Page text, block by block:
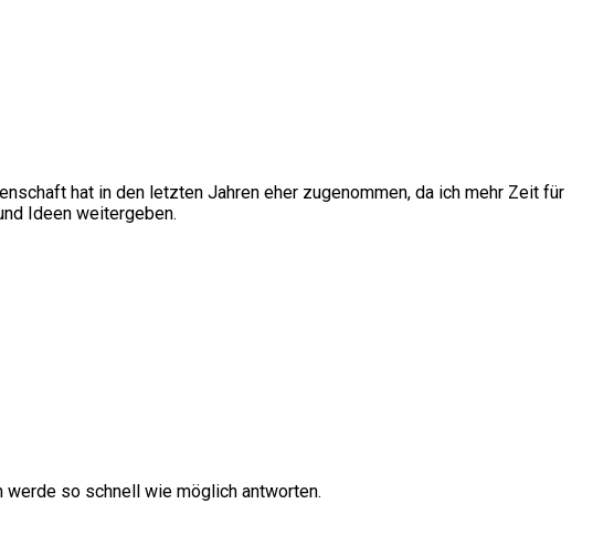
hat in den letzten Jahren eher zugenommen, da ich mehr Zeit für
Ideen weitergeben.
so schnell wie möglich antworten.